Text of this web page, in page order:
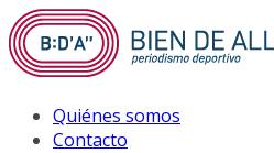
Saltar
al
contenido
Quiénes somos
Contacto